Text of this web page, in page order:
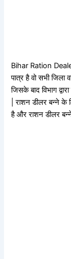
Bihar Ration
पात्र है वो सभी
जिसके बाद विभाग
| राशन डीलर बन्ने के
है और राशन डीलर